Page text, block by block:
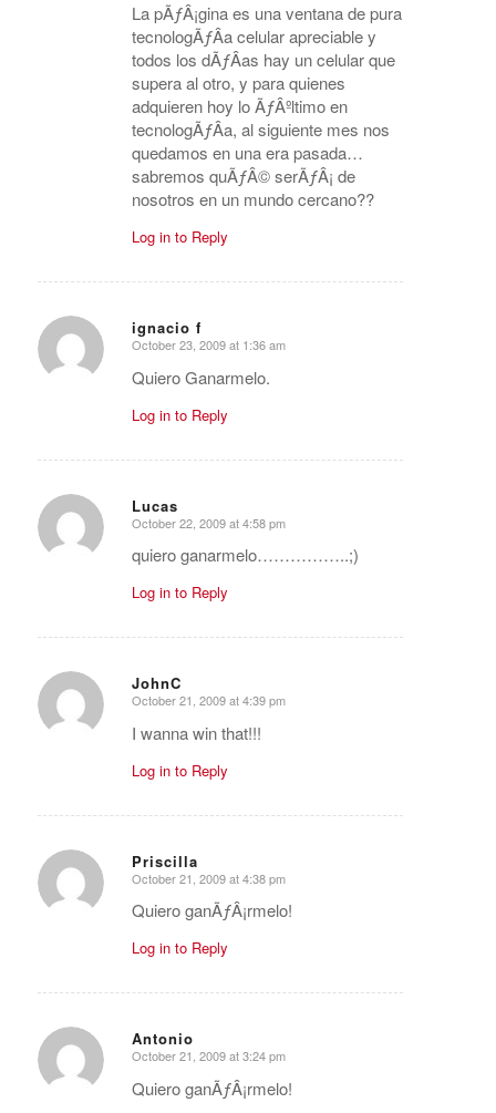
La pÃƒÂ¡gina es una ventana de pura
tecnologÃƒÂ­a celular apreciable y
todos los dÃƒÂ­as hay un celular que
supera al otro, y para quienes
adquieren hoy lo ÃƒÂºltimo en
tecnologÃƒÂ­a, al siguiente mes nos
quedamos en una era pasada…
sabremos quÃƒÂ© serÃƒÂ¡ de
nosotros en un mundo cercano??
Log in to Reply
ignacio f
says:
October 23, 2009 at 1:36 am
Quiero Ganarmelo.
Log in to Reply
Lucas
says:
October 22, 2009 at 4:58 pm
quiero ganarmelo……………..;)
Log in to Reply
JohnC
says:
October 21, 2009 at 4:39 pm
I wanna win that!!!
Log in to Reply
Priscilla
says:
October 21, 2009 at 4:38 pm
Quiero ganÃƒÂ¡rmelo!
Log in to Reply
Antonio
says:
October 21, 2009 at 3:24 pm
Quiero ganÃƒÂ¡rmelo!